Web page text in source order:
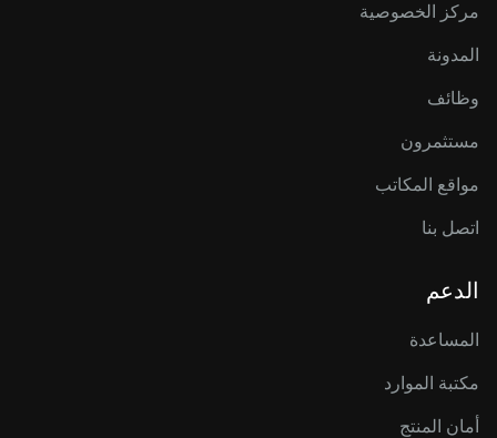
مركز الخصوصية
المدونة
وظائف
مستثمرون
مواقع المكاتب
اتصل بنا
الدعم
المساعدة
مكتبة الموارد
أمان المنتج